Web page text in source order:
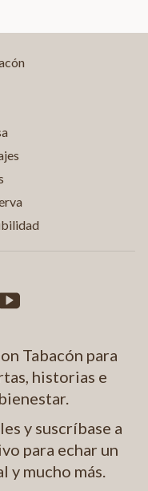
Tabacón para
historias e
y suscríbase a
para echar un
y mucho más.